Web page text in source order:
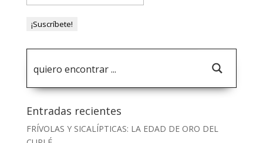
Entradas recientes
FRÍVOLAS Y SICALÍPTICAS: LA EDAD DE ORO DEL